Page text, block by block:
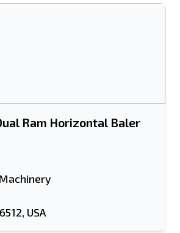
Ram Horizontal Baler
USA